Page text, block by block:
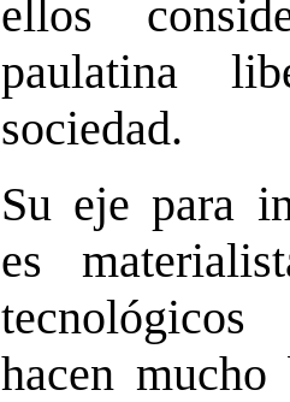
ellos
paulatina
sociedad.
Su eje para
es
hacen mucho